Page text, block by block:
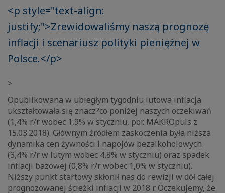
<p style="text-align:
justify;">Zrewidowaliśmy naszą prognozę
inflacji i scenariusz polityki pieniężnej w
Polsce.</p>
>
Opublikowana w ubiegłym tygodniu lutowa inflacja
ukształtowała się znacz?co poniżej naszych oczekiwań
(1,4% r/r wobec 1,9% w styczniu, por. MAKROpuls z
15.03.2018). Głównym źródłem zaskoczenia była niższa
dynamika cen żywności i napojów bezalkoholowych
(3,4% r/r w lutym wobec 4,8% w styczniu) oraz spadek
inflacji bazowej (0,8% r/r wobec 1,0% w styczniu).
Niższy punkt startowy skłonił nas do rewizji w dół całej
prognozowanej ścieżki inflacji w 2018 r. Oczekujemy, że